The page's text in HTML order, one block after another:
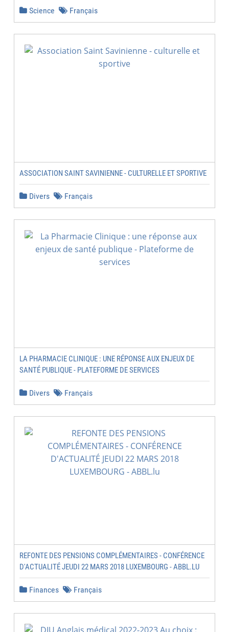
Science Français
ASSOCIATION SAINT SAVINIENNE - CULTURELLE ET SPORTIVE
Divers Français
LA PHARMACIE CLINIQUE : UNE RÉPONSE AUX ENJEUX DE
SANTÉ PUBLIQUE - PLATEFORME DE SERVICES
Divers Français
REFONTE DES PENSIONS COMPLÉMENTAIRES - CONFÉRENCE
D'ACTUALITÉ JEUDI 22 MARS 2018 LUXEMBOURG - ABBL.LU
Finances Français